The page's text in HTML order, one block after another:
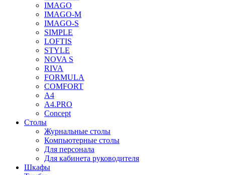
IMAGO
IMAGO-M
IMAGO-S
SIMPLE
LOFTIS
STYLE
NOVA S
RIVA
FORMULA
COMFORT
A4
A4.PRO
Concept
Столы
Журнальные столы
Компьютерные столы
Для персонала
Для кабинета руководителя
Шкафы